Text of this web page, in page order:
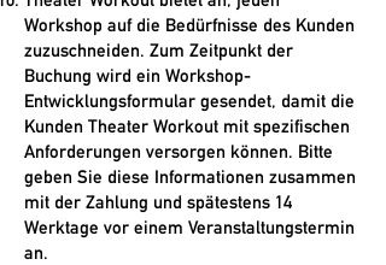
Workshop auf die Bedürfnisse des Kunden
zuzuschneiden. Zum Zeitpunkt der
Buchung wird ein Workshop-
Entwicklungsformular gesendet, damit die
Kunden Theater Workout mit spezifischen
Anforderungen versorgen können. Bitte
geben Sie diese Informationen zusammen
mit der Zahlung und spätestens 14
Werktage vor einem Veranstaltungstermin
an.